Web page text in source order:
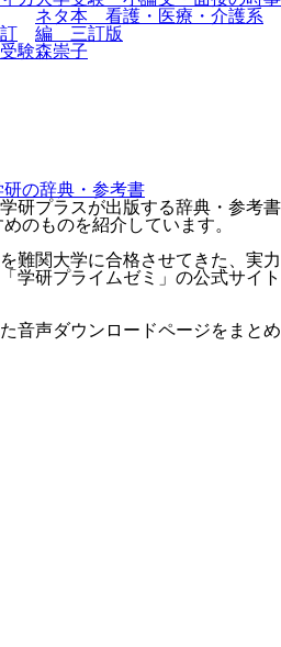
験
ネタ本 看護・医療・介護系
編 三訂版
森崇子
の辞典・参考書
研プラスが出版する辞典・参考書
のものを紹介しています。
難関大学に合格させてきた、実力
学研プライムゼミ」の公式サイト
音声ダウンロードページをまとめ